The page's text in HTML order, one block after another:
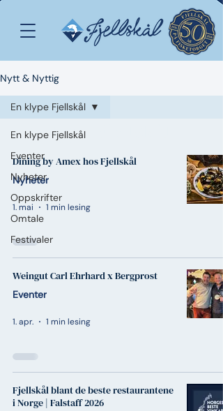
Nytt & Nyttig
En klype Fjellskål
Eventer
Nyheter
Oppskrifter
Omtale
Festivaler
En klype Fjellskål
En klype Fjellskål
Dining by Amex hos Fjellskål
Nyheter
1. mai 1 min lesing
Weingut Carl Ehrhard x Bergprost
Eventer
1. apr. 1 min lesing
Fjellskål blant de beste restaurantene
i Norge | Falstaff 2026